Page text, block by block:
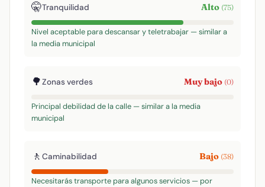
🤫Tranquilidad Alto (75)
Nivel aceptable para descansar y teletrabajar — similar a
la media municipal
🌳Zonas verdes Muy bajo (0)
Principal debilidad de la calle — similar a la media
municipal
🚶 Caminabilidad Bajo (38)
Necesitarás transporte para algunos servicios — por